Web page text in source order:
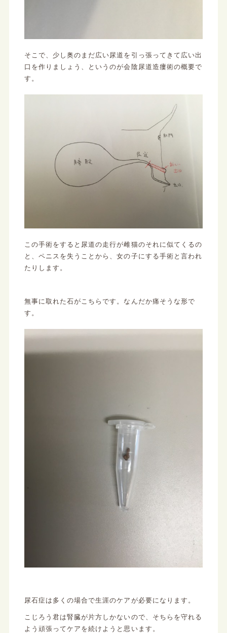
そこで、少し奥のまだ広い尿道を引っ張ってきて広い出
口を作りましょう、というのが会陰尿道造瘻術の概要で
す。
この手術をすると尿道の走行が雌猫のそれに似てくるの
と、ペニスを失うことから、女の子にする手術と言われ
たりします。
無事に取れた石がこちらです。なんだか痛そうな形で
す。
尿石症は多くの場合で生涯のケアが必要になります。
こじろう君は腎臓が片方しかないので、そちらを守れる
よう頑張ってケアを続けようと思います。